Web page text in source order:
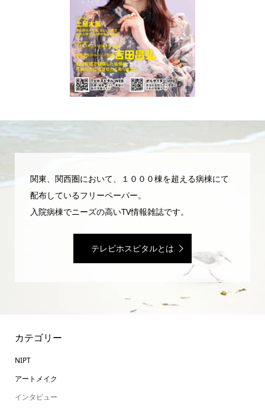
関東、関西圏において、１０００棟を超える病棟にて
配布しているフリーペーパー。
入院病棟でニーズの高いTV情報雑誌です。
テレビホスピタルとは
カテゴリー
NIPT
アートメイク
インタビュー